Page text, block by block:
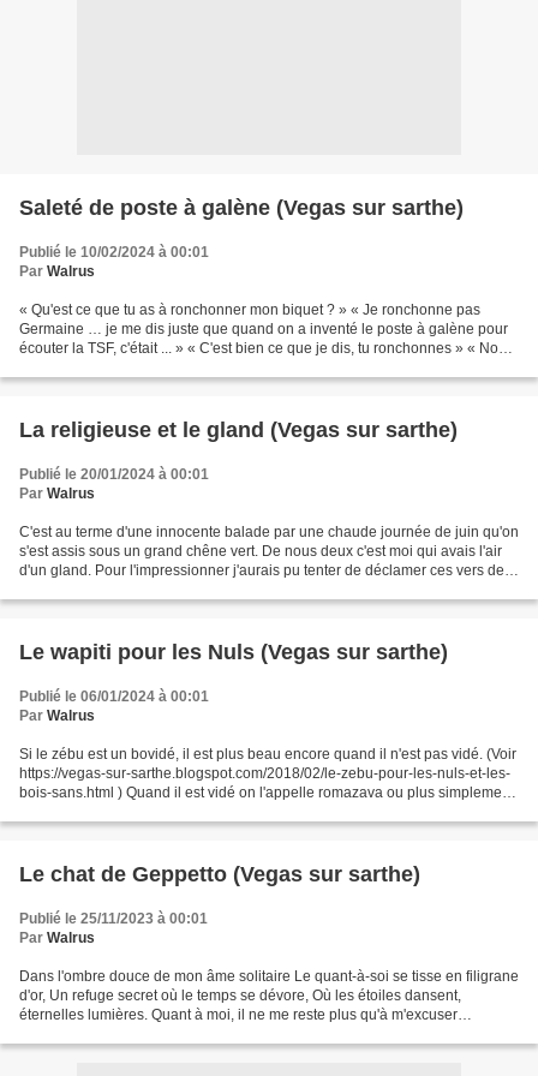
Saleté de poste à galène (Vegas sur sarthe)
Publié le 10/02/2024 à 00:01
Par Walrus
« Qu'est ce que tu as à ronchonner mon biquet ? » « Je ronchonne pas
Germaine … je me dis juste que quand on a inventé le poste à galène pour
écouter la TSF, c'était ... » « C'est bien ce que je dis, tu ronchonnes » « Non
La religieuse et le gland (Vegas sur sarthe)
Publié le 20/01/2024 à 00:01
Par Walrus
C'est au terme d'une innocente balade par une chaude journée de juin qu'on
s'est assis sous un grand chêne vert. De nous deux c'est moi qui avais l'air
d'un gland. Pour l'impressionner j'aurais pu tenter de déclamer ces vers de
Le wapiti pour les Nuls (Vegas sur sarthe)
Publié le 06/01/2024 à 00:01
Par Walrus
Si le zébu est un bovidé, il est plus beau encore quand il n'est pas vidé. (Voir
https://vegas-sur-sarthe.blogspot.com/2018/02/le-zebu-pour-les-nuls-et-les-
bois-sans.html ) Quand il est vidé on l'appelle romazava ou plus simplement
Le chat de Geppetto (Vegas sur sarthe)
Publié le 25/11/2023 à 00:01
Par Walrus
Dans l'ombre douce de mon âme solitaire Le quant-à-soi se tisse en filigrane
d'or, Un refuge secret où le temps se dévore, Où les étoiles dansent,
éternelles lumières. Quant à moi, il ne me reste plus qu'à m'excuser